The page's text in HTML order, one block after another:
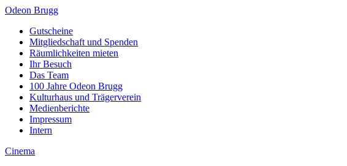
Odeon Brugg
Gutscheine
Mitgliedschaft und Spenden
Räumlichkeiten mieten
Ihr Besuch
Das Team
100 Jahre Odeon Brugg
Kulturhaus und Trägerverein
Medienberichte
Impressum
Intern
Cinema